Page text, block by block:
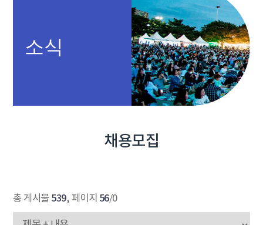
소식
채용모집
총 게시물 539, 페이지 56/0